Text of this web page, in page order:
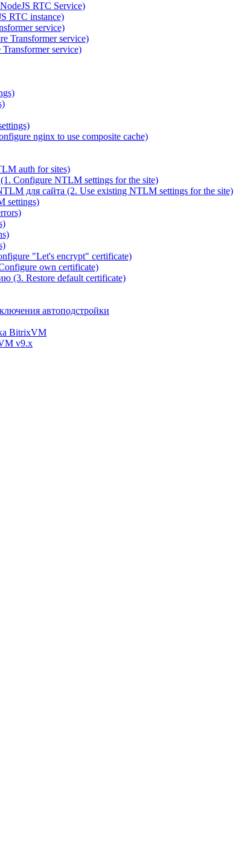
RTC Service)
RTC instance)
service)
Transformer service)
service)
nginx to use composite cache)
auth for sites)
Configure NTLM settings for the site)
для сайта (2. Use existing NTLM settings for the site)
settings)
"Let's encrypt" certificate)
own certificate)
(3. Restore default certificate)
автоподстройки
BitrixVM
v9.x